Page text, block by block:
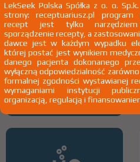
3)Pacjenci do ukończenia 18 roku
Wszystkie dawki leku
LekSeek Polska Spółka z o. o.
strony: receptuariusz.pl program
recept jest tylko narzędziem
sporządzenie recepty, a
dawce jest w każdym wypadku
której postać jest wynikiem
danego pacjenta dokonanego
wyłączną odpowiedzialność
formalnej zgodności wystawianej
wymaganiami instytucji
organizacją, regulacją i